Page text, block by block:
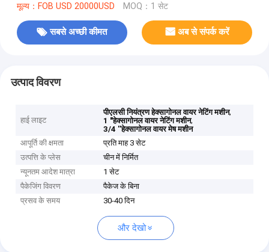
मूल्य：FOB USD 20000USD MOQ：1 सेट
सबसे अच्छी कीमत अब से संपर्क करें
उत्पाद विवरण
हाई लाइट
पीएलसी नियंत्रण हेक्सागोनल वायर नेटिंग मशीन,
1 "हेक्सागोनल वायर नेटिंग मशीन,
3/4 ''हेक्सागोनल वायर मेष मशीन
आपूर्ति की क्षमता
प्रति माह 3 सेट
उत्पत्ति के प्लेस
चीन में निर्मित
न्यूनतम आदेश मात्रा
1 सेट
पैकेजिंग विवरण
पैकेज के बिना
प्रसव के समय
30-40 दिन
और देखो